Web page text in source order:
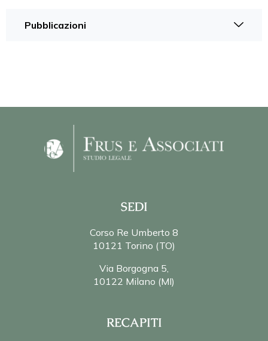
Pubblicazioni
SEDI
Corso Re Umberto 8
10121 Torino (TO)
Via Borgogna 5,
10122 Milano (MI)
RECAPITI